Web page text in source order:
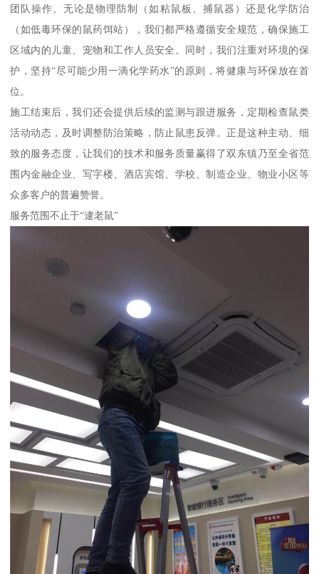
团队操作。无论是物理防制（如粘鼠板、捕鼠器）还是化学防治
（如低毒环保的鼠药饵站），我们都严格遵循安全规范，确保施工
区域内的儿童、宠物和工作人员安全。同时，我们注重对环境的保
护，坚持“尽可能少用一滴化学药水”的原则，将健康与环保放在首
位。
施工结束后，我们还会提供后续的监测与跟进服务，定期检查鼠类
活动动态，及时调整防治策略，防止鼠患反弹。正是这种主动、细
致的服务态度，让我们的技术和服务质量赢得了双东镇乃至全省范
围内金融企业、写字楼、酒店宾馆、学校、制造企业、物业小区等
众多客户的普遍赞誉。
服务范围不止于“逮老鼠”